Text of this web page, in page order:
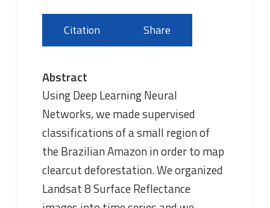
Citation Share
Abstract
Using Deep Learning Neural
Networks, we made supervised
classifications of a small region of
the Brazilian Amazon in order to map
clearcut deforestation. We organized
Landsat 8 Surface Reflectance